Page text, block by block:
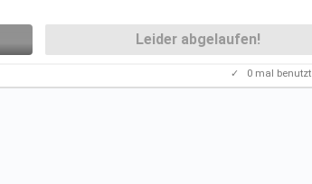
Leider abgelaufen!
✓ 0 mal benutzt